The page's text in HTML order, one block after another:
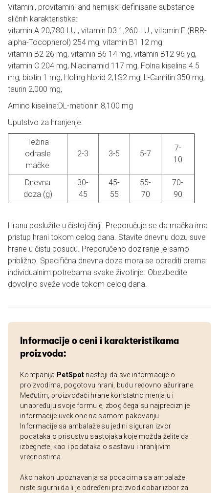
Vitamini, provitamini and hemijski definisane substance
sličnih karakteristika:
vitamin A 20,780 I.U., vitamin D3 1,260 I.U., vitamin E (RRR-
alpha-Tocopherol) 254 mg, vitamin B1 12 mg
vitamin B2 26 mg, vitamin B6 14 mg, vitamin B12 96 yg,
vitamin C 204 mg, Niacinamid 117 mg, Folna kiselina 4.5
mg, biotin 1 mg, Holing hlorid 2,1S2 mg, L-Carnitin 350 mg,
taurin 2,000 mg,
Amino kiseline:DL-metionin 8,100 mg
Uputstvo za hranjenje:
Težina
odrasle
mačke
2-3 3-5 5-7
7-
10
Dnevna
doza (g)
30-
45
45-
55
55-
70
70-
90
Hranu poslužite u čistoj činiji. Preporučuje se da mačka ima
pristup hrani tokom celog dana. Stavite dnevnu dozu suve
hrane u čistu posudu. Preporučeno doziranje je samo
približno. Specifična dnevna doza mora se odrediti prema
individualnim potrebama svake životinje. Obezbedite
dovoljno sveže vode tokom celog dana.
Informacije o ceni i karakteristikama
proizvoda:
Kompanija PetSpot nastoji da sve informacije o
proizvodima, pogotovu hrani, budu redovno ažurirane.
Međutim, proizvođači hrane konstatno menjaju i
unapređuju svoje formule, zbog čega su najpreciznije
informacije uvek one na samom pakovanju.
Informacije sa ambalaže su jedini siguran izvor
podataka o prisustvu sastojaka koje možda želite da
izbegnete, kao i podataka o sastavu i hranljivim
vrednostima.
Ako nakon upoznavanja sa podacima sa ambalaže
niste sigurni da li je određeni proizvod dobar izbor za